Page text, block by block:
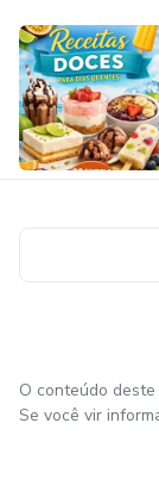
O conteúdo
Se você vir